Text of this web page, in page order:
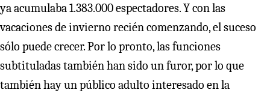
ya acumulaba 1.383.000 espectadores. Y con las
vacaciones de invierno recién comenzando, el suceso
sólo puede crecer. Por lo pronto, las funciones
subtituladas también han sido un furor, por lo que
también hay un público adulto interesado en la